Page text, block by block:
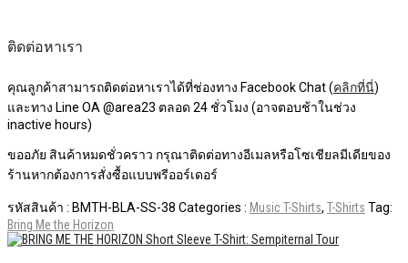
ติดต่อหาเรา
คุณลูกค้าสามารถติดต่อหาเราได้ที่ช่องทาง Facebook Chat (คลิกที่นี่)
และทาง Line OA @area23 ตลอด 24 ชั่วโมง (อาจตอบช้าในช่วง
inactive hours)
ขออภัย สินค้าหมดชั่วคราว กรุณาติดต่อทางอีเมลหรือโซเชียลมีเดียของ
ร้านหากต้องการสั่งซื้อแบบพรีออร์เดอร์
รหัสสินค้า : BMTH-BLA-SS-38 Categories : Music T-Shirts, T-Shirts Tag:
Bring Me the Horizon